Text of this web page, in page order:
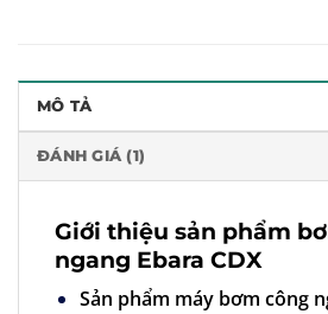
MÔ TẢ
ĐÁNH GIÁ (1)
Giới thiệu sản phẩm
ngang Ebara CDX
Sản phẩm máy bơm công